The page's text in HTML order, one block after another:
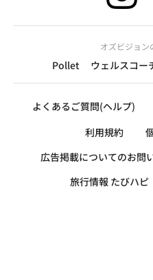
オズビジョン
Pollet ウェルスコー
よくあるご質問(ヘルプ)
利用規約
広告掲載についてのお問
旅行情報 たびハピ